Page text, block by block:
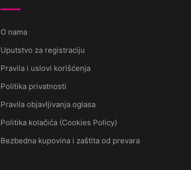
O nama
Uputstvo za registraciju
Pravila i uslovi korišćenja
Politika privatnosti
Pravila objavljivanja oglasa
Politika kolačića (Cookies Policy)
Bezbedna kupovina i zaštita od prevara